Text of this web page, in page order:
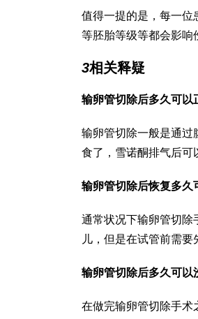
值得一提的是，每一位
等胚胎等级等都会影响
3相关释疑
输卵管切除后多久可以
输卵管切除一般是通过
食了， 雪诺酮排气后可
输卵管切除后恢复多久
通常状况下输卵管切除
儿，但是在试管前需
输卵管切除后多久可以
在做完输卵管切除手术